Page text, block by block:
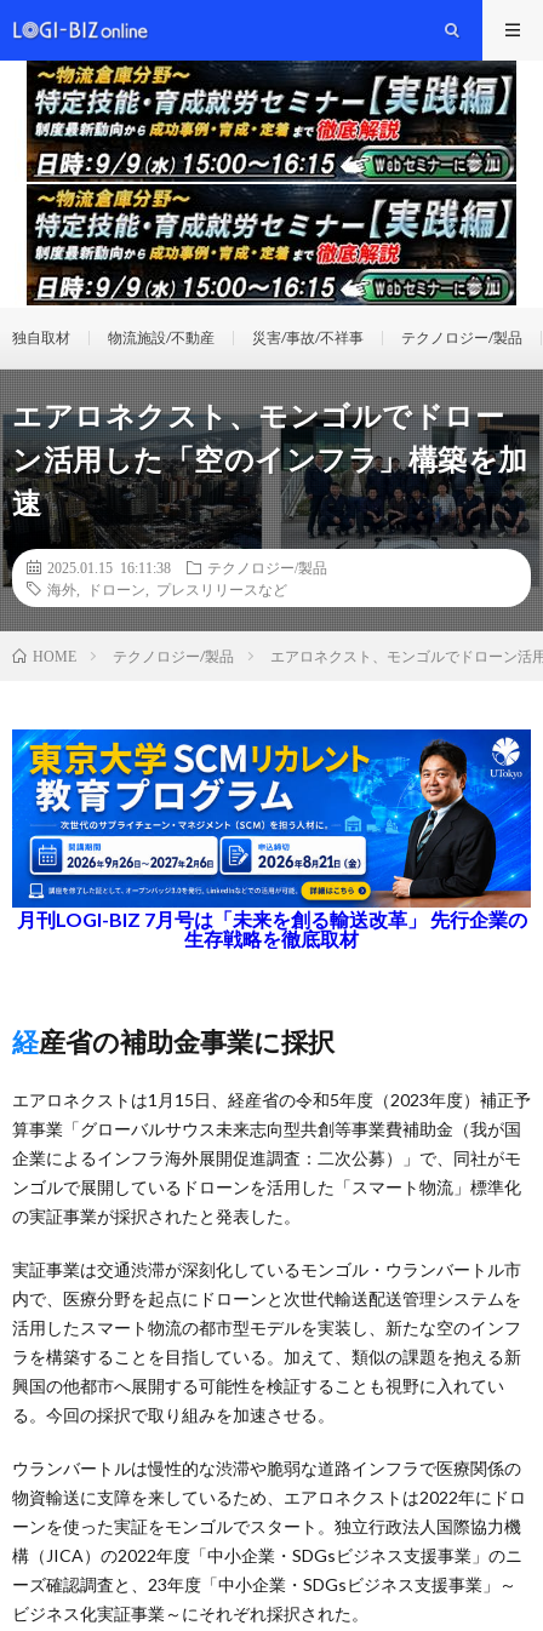
独自取材 物流施設/不動産 災害/事故/不祥事 テクノロジー/製品
エアロネクスト、モンゴルでドロー
ン活用した「空のインフラ」構築を加
速
2025.01.15 16:11:38
テクノロジー/製品
海外
ドローン プレスリリースなど
HOME テクノロジー/製品 エアロネクスト、モンゴルでドローン活
月刊LOGI-BIZ 7月号は「未来を創る輸送改革」 先行企業の
生存戦略を徹底取材
経産省の補助金事業に採択
エアロネクストは1月15日、経産省の令和5年度（2023年度）補正予
算事業「グローバルサウス未来志向型共創等事業費補助金（我が国
企業によるインフラ海外展開促進調査：二次公募）」で、同社がモ
ンゴルで展開しているドローンを活用した「スマート物流」標準化
の実証事業が採択されたと発表した。
実証事業は交通渋滞が深刻化しているモンゴル・ウランバートル市
内で、医療分野を起点にドローンと次世代輸送配送管理システムを
活用したスマート物流の都市型モデルを実装し、新たな空のインフ
ラを構築することを目指している。加えて、類似の課題を抱える新
興国の他都市へ展開する可能性を検証することも視野に入れてい
る。今回の採択で取り組みを加速させる。
ウランバートルは慢性的な渋滞や脆弱な道路インフラで医療関係の
物資輸送に支障を来しているため、エアロネクストは2022年にドロ
ーンを使った実証をモンゴルでスタート。独立行政法人国際協力機
構（JICA）の2022年度「中小企業・SDGsビジネス支援事業」のニ
ーズ確認調査と、23年度「中小企業・SDGsビジネス支援事業」～
ビジネス化実証事業～にそれぞれ採択された。